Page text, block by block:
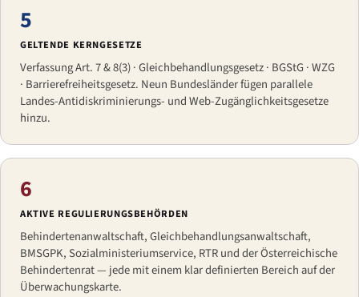
5
GELTENDE KERNGESETZE
Verfassung Art. 7 & 8(3) · Gleichbehandlungsgesetz · BGStG · WZG
· Barrierefreiheitsgesetz. Neun Bundesländer fügen parallele
Landes-Antidiskriminierungs- und Web-Zugänglichkeitsgesetze
hinzu.
6
AKTIVE REGULIERUNGSBEHÖRDEN
Behindertenanwaltschaft, Gleichbehandlungsanwaltschaft,
BMSGPK, Sozialministeriumservice, RTR und der Österreichische
Behindertenrat — jede mit einem klar definierten Bereich auf der
Überwachungskarte.